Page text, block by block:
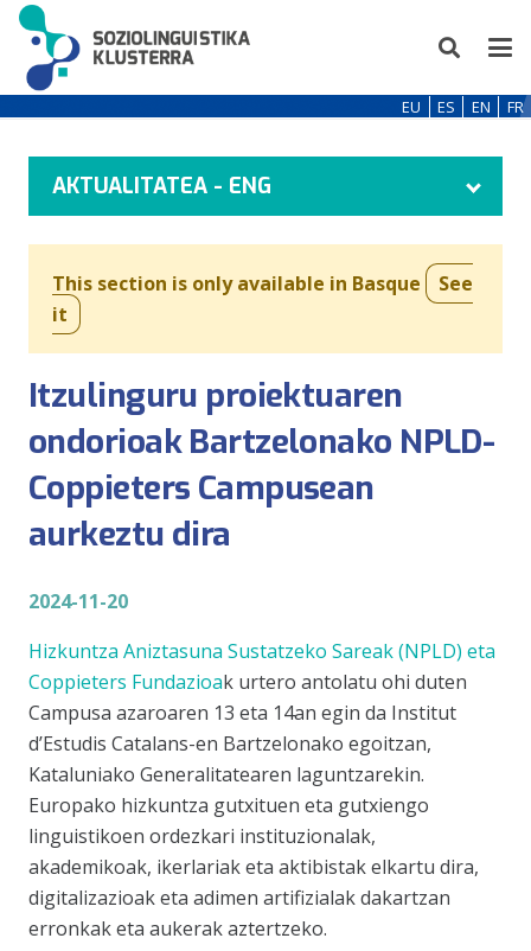
EU ES EN FR
AKTUALITATEA - ENG
This section is only available in Basque
See
it
Itzulinguru proiektuaren
ondorioak Bartzelonako NPLD-
Coppieters Campusean
aurkeztu dira
2024-11-20
Hizkuntza Aniztasuna Sustatzeko Sareak (NPLD) eta
Coppieters Fundazioak urtero antolatu ohi duten
Campusa azaroaren 13 eta 14an egin da Institut
d’Estudis Catalans-en Bartzelonako egoitzan,
Kataluniako Generalitatearen laguntzarekin.
Europako hizkuntza gutxituen eta gutxiengo
linguistikoen ordezkari instituzionalak,
akademikoak, ikerlariak eta aktibistak elkartu dira,
digitalizazioak eta adimen artifizialak dakartzan
erronkak eta aukerak aztertzeko.